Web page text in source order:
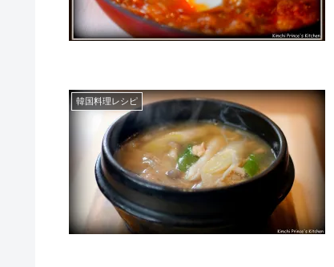
韓国料理レシピ